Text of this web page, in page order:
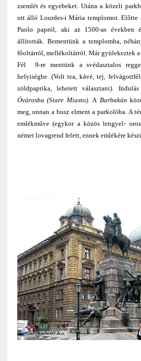
zsemlét és egyebeket. Utána a közeli
ott álló Lourdes-i Mária templomot. Előtte
Paolo papról, aki az 1500-as években
állították. Bementünk a templomba,
főoltárról, mellékoltárról. Már gyülekeztek a
Fél 9-re mentünk a svédasztalos
helyiségbe. (Volt tea, kávé, tej,
zöldpaprika, lehetett választani).
Óvárosba (Stare Miasto). ABarbakán
meg, onnan a busz elment a parkolóba. A
emlékműve (egykor a közös lengyel-
német lovagrend felett, ennek emlékére